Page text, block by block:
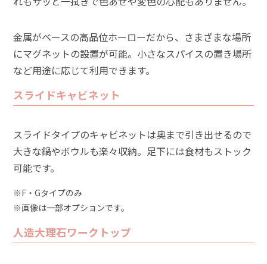
金属がベースの高品位ホーローだから、さまざまな場所
にマグネットの設置が可能。小さなスパイスの置き場所
など用途に応じて利用できます。
スライドキャビネット
スライドタイプのキャビネットは奥まで引き出せるので
大きな鍋やボウルも楽々収納。足下には食材もストック
可能です。
※F・Gタイプのみ
※画像は一部オプションです。
人造大理石ワークトップ